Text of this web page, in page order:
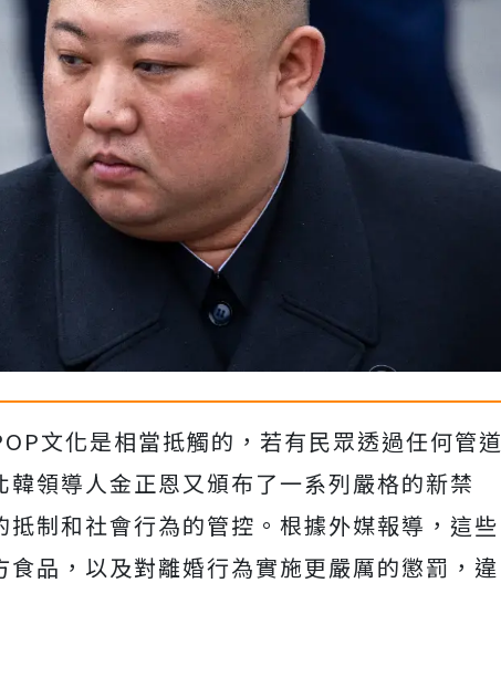
文化是相當抵觸的，若有民眾透過任何管道
領導人金正恩又頒布了一系列嚴格的新禁
制和社會行為的管控。根據外媒報導，這些
品，以及對離婚行為實施更嚴厲的懲罰，違